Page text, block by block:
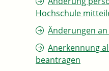
Hochschule
Änderungen
Anerkennung
beantragen